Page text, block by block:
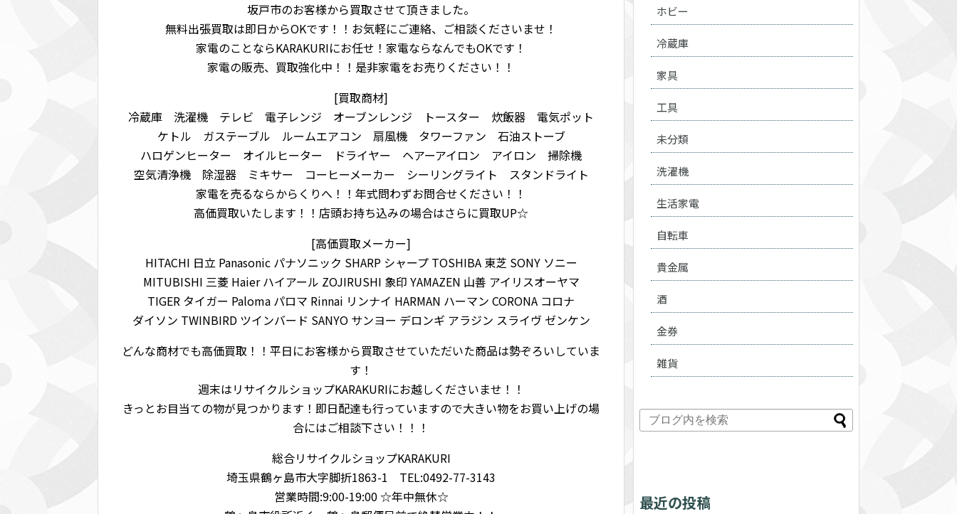
坂戸市のお客様から買取させて頂きました。
無料出張買取は即日からOKです！！お気軽にご連絡、ご相談くださいませ！
家電のことならKARAKURIにお任せ！家電ならなんでもOKです！
家電の販売、買取強化中！！是非家電をお売りください！！
[買取商材]
冷蔵庫 洗濯機 テレビ 電子レンジ オーブンレンジ トースター 炊飯器 電気ポット
ケトル ガステーブル ルームエアコン 扇風機 タワーファン 石油ストーブ
ハロゲンヒーター オイルヒーター ドライヤー ヘアーアイロン アイロン 掃除機
空気清浄機 除湿器 ミキサー コーヒーメーカー シーリングライト スタンドライト
家電を売るならからくりへ！！年式問わずお問合せください！！
高価買取いたします！！店頭お持ち込みの場合はさらに買取UP☆
[高価買取メーカー]
HITACHI 日立 Panasonic パナソニック SHARP シャープ TOSHIBA 東芝 SONY ソニー
MITUBISHI 三菱 Haier ハイアール ZOJIRUSHI 象印 YAMAZEN 山善 アイリスオーヤマ
TIGER タイガー Paloma パロマ Rinnai リンナイ HARMAN ハーマン CORONA コロナ
ダイソン TWINBIRD ツインバード SANYO サンヨー デロンギ アラジン スライヴ ゼンケン
どんな商材でも高価買取！！平日にお客様から買取させていただいた商品は勢ぞろいしていま
す！
週末はリサイクルショップKARAKURIにお越しくださいませ！！
きっとお目当ての物が見つかります！即日配達も行っていますので大きい物をお買い上げの場
合にはご相談下さい！！！
総合リサイクルショップKARAKURI
埼玉県鶴ヶ島市大字脚折1863-1 TEL:0492-77-3143
営業時間:9:00-19:00 ☆年中無休☆
ホビー
冷蔵庫
家具
工具
未分類
洗濯機
生活家電
自転車
貴金属
酒
金券
雑貨
最近の投稿